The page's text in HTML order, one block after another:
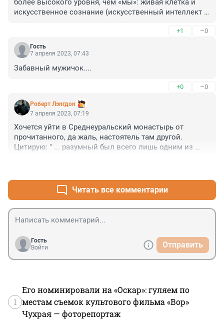
более высокого уровня, чем «мы»: живая клетка и
искусственное сознание (искусственный интеллект
стиральной машины или Алисы - по сути, никакой
между ними разницы). Сознание (вообще говоря, все
живое) отличается от неживого способностью
программируется в принципе от слова «никак» и нет к
+1 –0
Гость
7 апреля 2023, 07:43
Забавный мужичок....
+0 –0
Роберт Лэнгдон
7 апреля 2023, 07:19
Хочется уйти в Среднеуральский монастырь от
прочитанного, да жаль, настоятель там другой.
Цитирую: " ... разумный был всего лишь одним из
Читать все комментарии
Гость
Войти
Отправить
1
Его номинировали на «Оскар»: гуляем по
местам съемок культового фильма «Вор»
Чухрая — фоторепортаж